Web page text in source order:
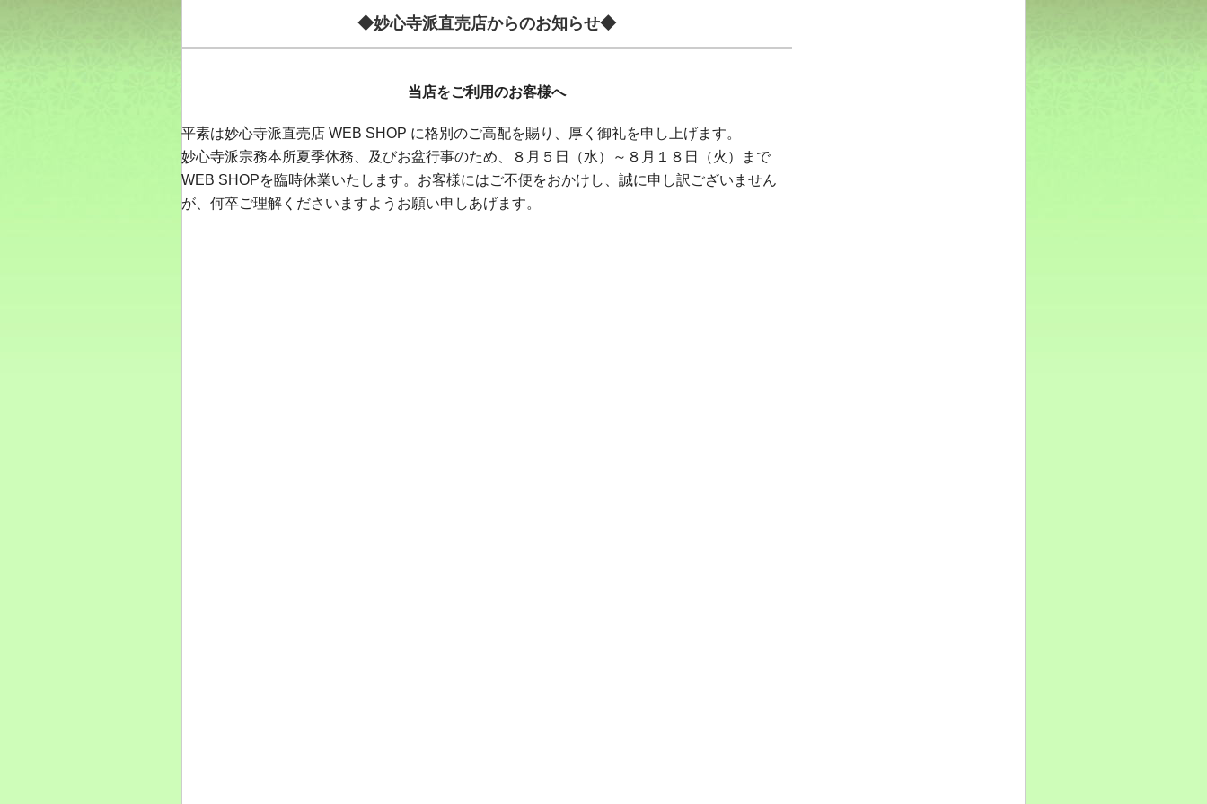
◆妙心寺派直売店からのお知らせ◆
当店をご利用のお客様へ
平素は妙心寺派直売店 WEB SHOP に格別のご高配を賜り、厚く御礼を申し上げます。
妙心寺派宗務本所夏季休務、及びお盆行事のため、８月５日（水）～８月１８日（火）まで
WEB SHOPを臨時休業いたします。お客様にはご不便をおかけし、誠に申し訳ございません
が、何卒ご理解くださいますようお願い申しあげます。